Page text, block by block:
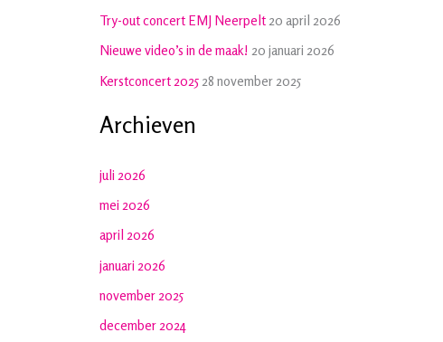
Try-out concert EMJ Neerpelt20 april 2026
Nieuwe video’s in de maak! 20 januari 2026
Kerstconcert 2025 28 november 2025
Archieven
juli 2026
mei 2026
april 2026
januari 2026
november 2025
december 2024